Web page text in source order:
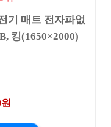
기 매트 전자파없
킹(1650×2000)